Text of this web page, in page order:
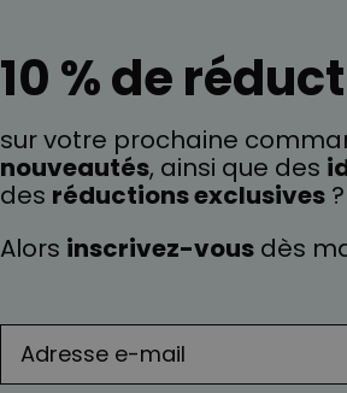
10 % de
sur votre prochaine
nouveautés, ainsi que des
des réductions exclusives ?
Alors inscrivez-vous dès